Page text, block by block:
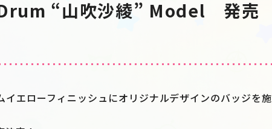
Artist
Schedule
“山吹沙綾” Model 発売
エローフィニッシュにオリジナルデザインのバッジを施